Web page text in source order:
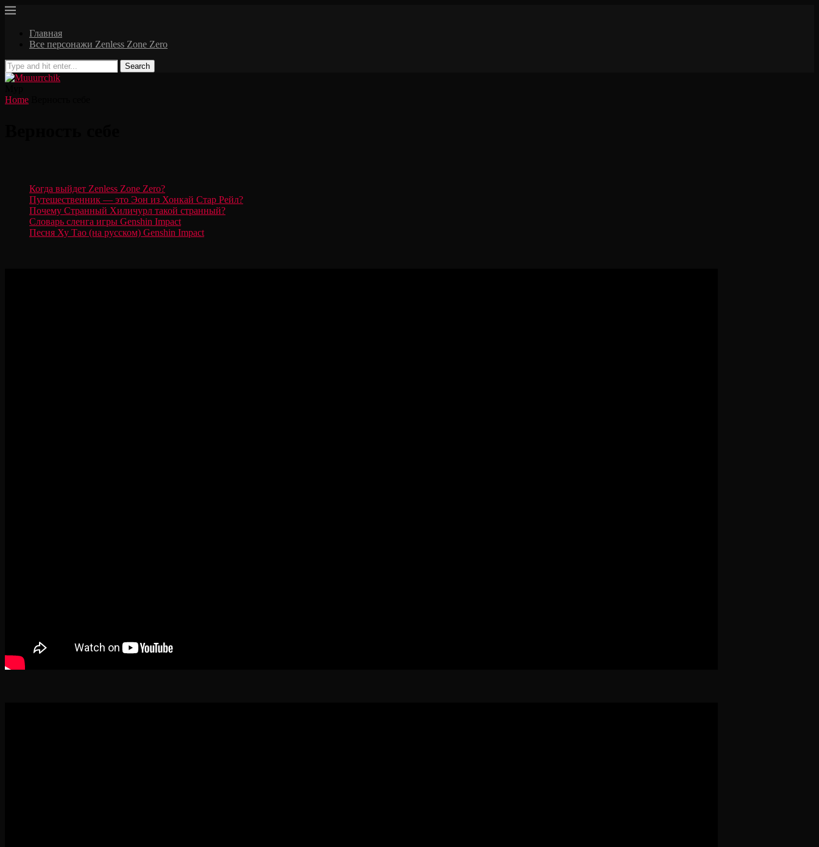
Главная
Все персонажи Zenless Zone Zero
Search
Home
Когда выйдет Zenless Zone Zero?
Путешественник — это Эон из Хонкай Стар Рейл?
Почему Странный Хиличурл такой странный?
Словарь сленга игры Genshin Impact
Песня Ху Тао (на русском) Genshin Impact